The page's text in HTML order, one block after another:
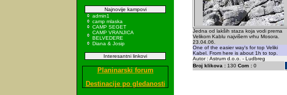
Najnovije kampovi
admin1
camp mlaska
CAMP SEGET
CAMP VRANJICA
BELVEDERE
Diana & Josip
Interesantni linkovi
Planinarski forum
Destinacije po gledanosti
Jedna od lakših staza koja vodi prema
Velikom Kablu najvišem vrhu Mosora.
23.04.06.
One of the easier way's for top Veliki
Kabel. From here is about 1h to top.
Autor : Astrum d.o.o. - Ludbreg
Broj klikova : 130 Com : 0